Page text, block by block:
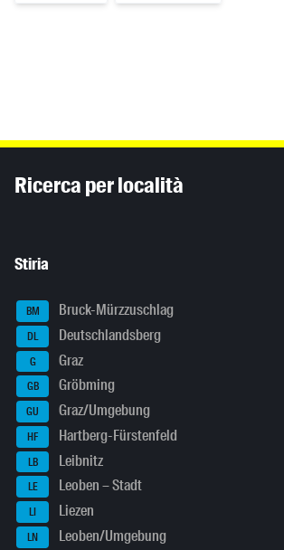
Ricerca per località
Stiria
BM Bruck-Mürzzuschlag
DL Deutschlandsberg
G Graz
GB Gröbming
GU Graz/Umgebung
HF Hartberg-Fürstenfeld
LB Leibnitz
LE Leoben – Stadt
LI Liezen
LN Leoben/Umgebung